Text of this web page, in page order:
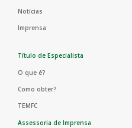
Notícias
Imprensa
Título de Especialista
O que é?
Como obter?
TEMFC
Assessoria de Imprensa